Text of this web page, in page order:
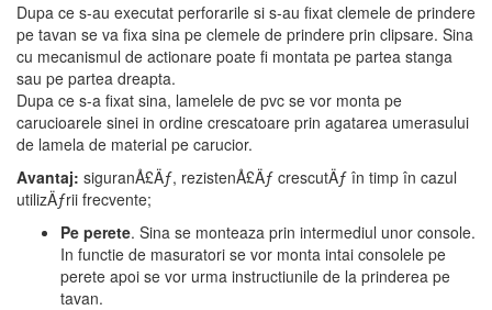
Dupa ce s-au executat perforarile si s-au fixat clemele de prindere
pe tavan se va fixa sina pe clemele de prindere prin clipsare. Sina
cu mecanismul de actionare poate fi montata pe partea stanga
sau pe partea dreapta.
Dupa ce s-a fixat sina, lamelele de pvc se vor monta pe
carucioarele sinei in ordine crescatoare prin agatarea umerasului
de lamela de material pe carucior.
Avantaj: siguranÅ£Äƒ, rezistenÅ£Äƒ crescutÄƒ în timp în cazul
utilizÄƒrii frecvente;
Pe perete. Sina se monteaza prin intermediul unor console.
In functie de masuratori se vor monta intai consolele pe
perete apoi se vor urma instructiunile de la prinderea pe
tavan.